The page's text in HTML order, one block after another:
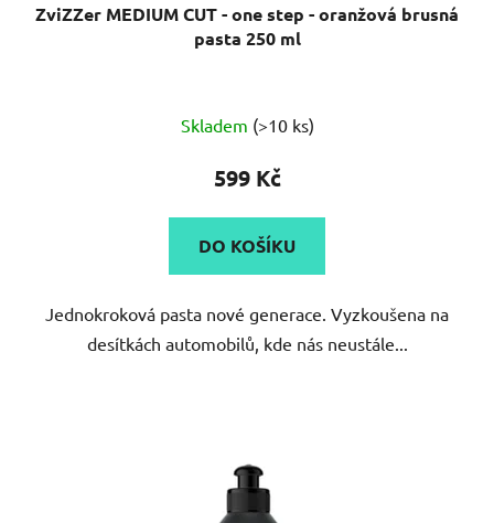
ZviZZer MEDIUM CUT - one step - oranžová brusná
pasta 250 ml
hodnocení
produktu
5,0
z
hvězdiček.
Skladem (>10 ks)
599 Kč
DO KOŠÍKU
Jednokroková pasta nové generace. Vyzkoušena na
desítkách automobilů, kde nás neustále...